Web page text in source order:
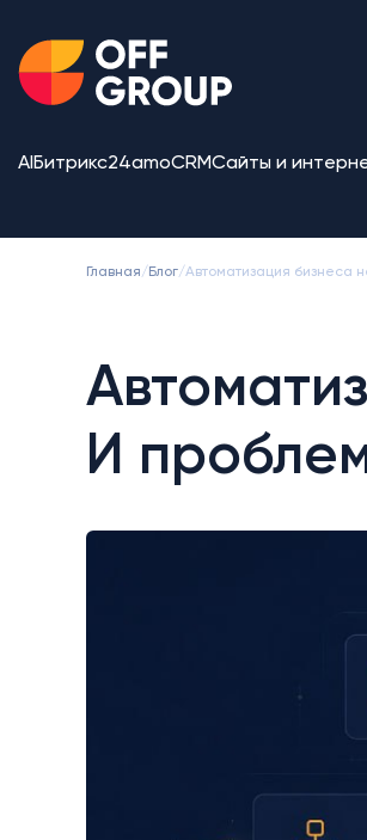
AI Битрикс24amoCRMСайты и
Главная/ Блог/Автоматизация бизнеса
И